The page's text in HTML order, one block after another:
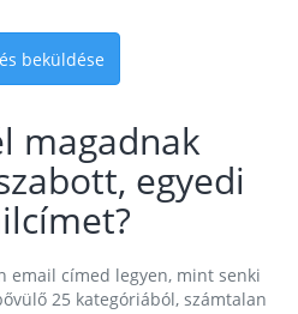
beküldése
magadnak
egyedi
email címed legyen, mint senki
25 kategóriából, számtalan